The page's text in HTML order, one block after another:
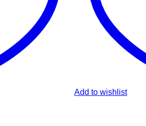
Add to wishlist